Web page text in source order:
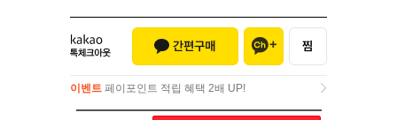
이벤트 페이포인트 적립 혜택 2배 UP!
이벤트페이포인트 적립 혜택 2배 UP!